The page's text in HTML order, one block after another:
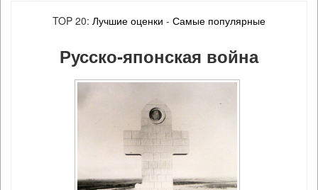
TOP 20: Лучшие оценки - Самые популярные
Русско‐японская война